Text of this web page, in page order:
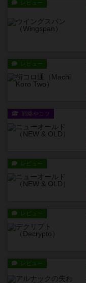
レビュー
レビュー
戦略やコツ
レビュー
レビュー
レビュー